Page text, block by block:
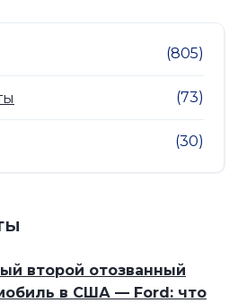
(805)
(73)
(30)
второй отозванный
в США — Ford: что